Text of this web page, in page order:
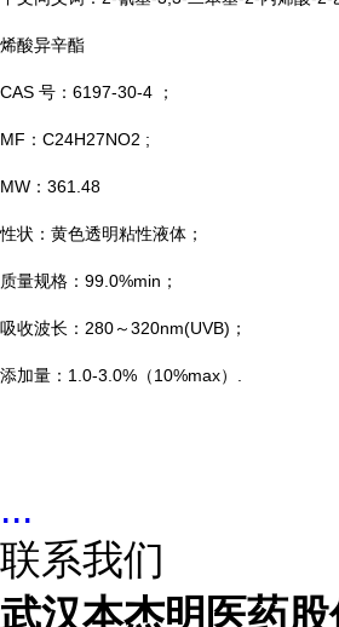
烯酸异辛酯
CAS 号：6197-30-4 ；
MF：C24H27NO2 ;
MW：361.48
性状：黄色透明粘性液体；
质量规格：99.0%min；
吸收波长：280～320nm(UVB)；
添加量：1.0-3.0%（10%max）.
...
联系我们
武汉本杰明医药股